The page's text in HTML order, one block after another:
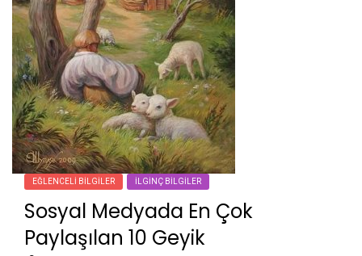
EĞLENCELI BILGILER İLGINÇ BILGILER
Sosyal Medyada En Çok
Paylaşılan 10 Geyik